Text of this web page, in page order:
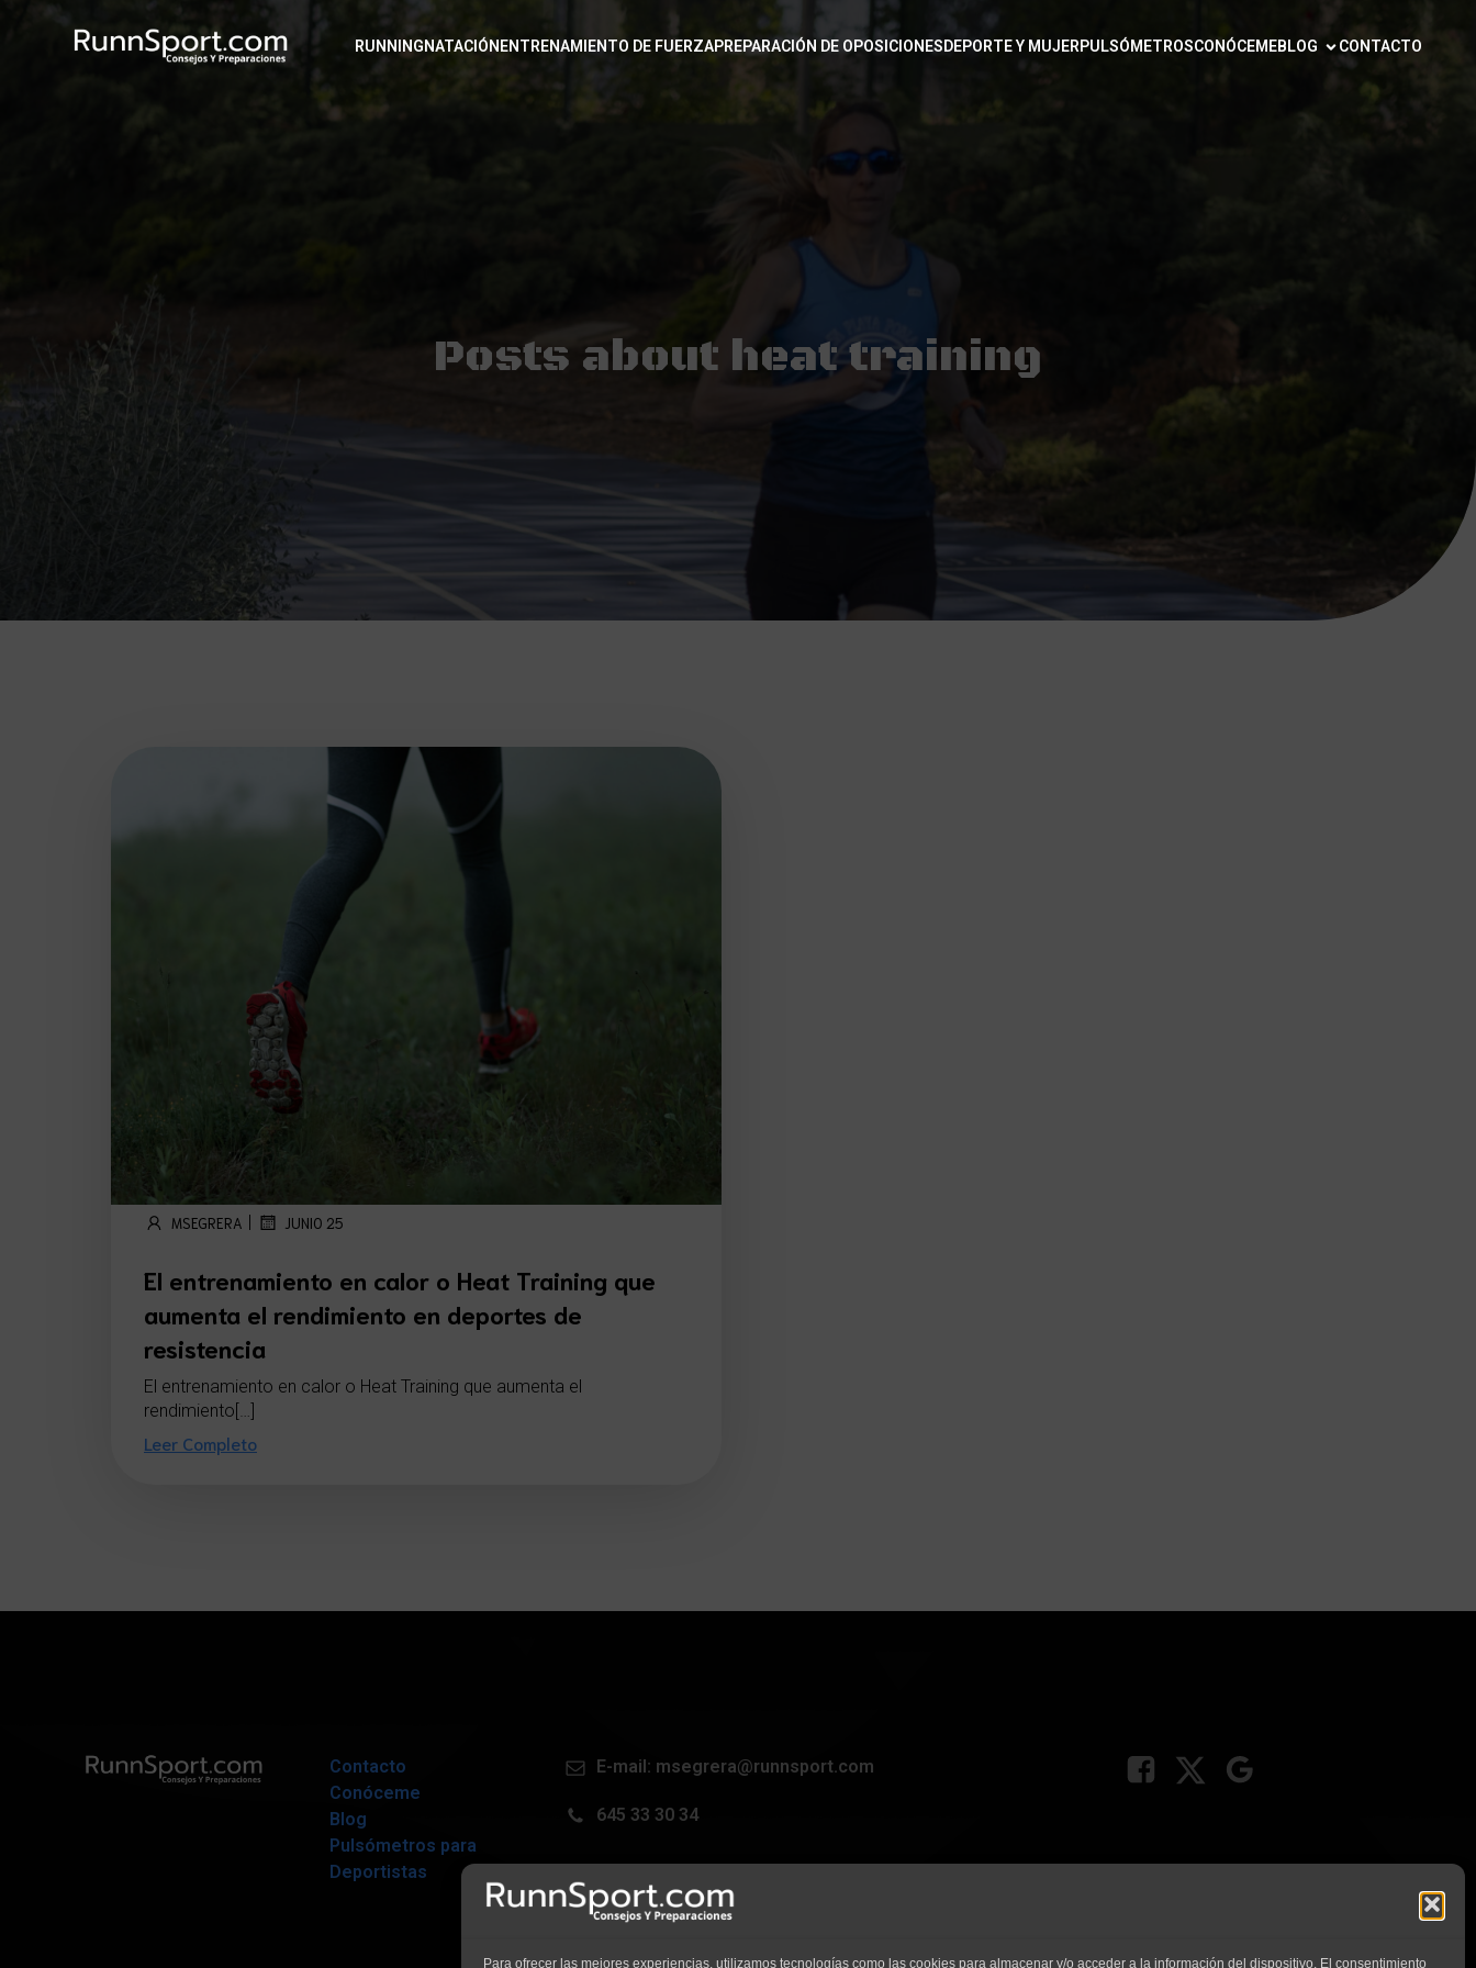
Para ofrecer las mejores experiencias, utilizamos tecnologías como las cookies para almacenar y/o acceder a la información del dispositivo. El consentimiento
RUNNINGNATACIÓN ENTRENAMIENTO DE FUERZAPREPARACIÓN DE OPOSICIONESDEPORTE Y MUJERPULSÓMETROSCONÓCEMEBLOG CONTACTO
Posts about heat training
MSEGRERA | JUNIO 25
El entrenamiento en calor o Heat Training que
aumenta el rendimiento en deportes de
resistencia
El entrenamiento en calor o Heat Training que aumenta el
rendimiento[…]
Leer Completo
Contacto
Conóceme
Blog
Pulsómetros para
Deportistas
E-mail: msegrera@runnsport.com
645 33 30 34